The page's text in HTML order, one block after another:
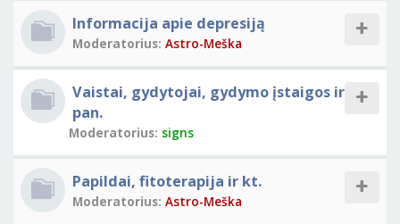
Informacija apie depresiją
Moderatorius: Astro-Meška
Vaistai, gydytojai, gydymo įstaigos ir
pan.
Moderatorius: signs
Papildai, fitoterapija ir kt.
Moderatorius: Astro-Meška